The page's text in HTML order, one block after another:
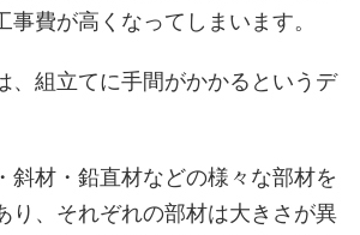
事費が高くなってしまいます。
、組立てに手間がかかるというデ
斜材・鉛直材などの様々な部材を
り、それぞれの部材は大きさが異